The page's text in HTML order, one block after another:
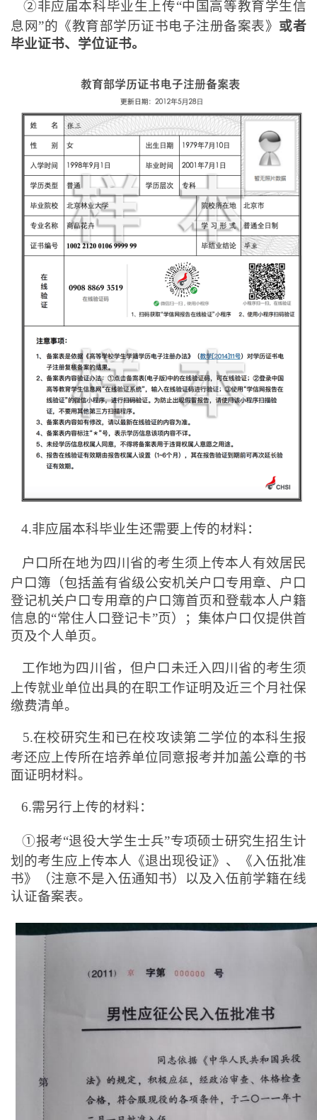
②非应届本科毕业生上传“中国高等教育学生信
息网”的《教育部学历证书电子注册备案表》 或者
毕业证书、学位证书。
4.非应届本科毕业生还需要上传的材料：
户口所在地为四川省的考生须上传本人有效居民
户口簿（包括盖有省级公安机关户口专用章、户口
登记机关户口专用章的户口簿首页和登载本人户籍
信息的“常住人口登记卡”页）；集体户口仅提供首
页及个人单页。
工作地为四川省，但户口未迁入四川省的考生须
上传就业单位出具的在职工作证明及近三个月社保
缴费清单。
5.在校研究生和已在校攻读第二学位的本科生报
考还应上传所在培养单位同意报考并加盖公章的书
面证明材料。
6.需另行上传的材料：
①报考“退役大学生士兵”专项硕士研究生招生计
划的考生应上传本人《退出现役证》、《入伍批准
书》（注意不是入伍通知书）以及入伍前学籍在线
认证备案表。